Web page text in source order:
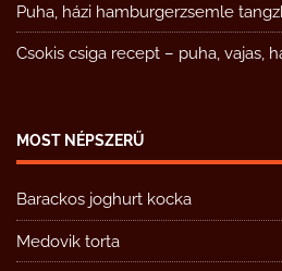
Puha, házi hamburgerzsemle
Csokis csiga recept – puha, vajas,
MOST NÉPSZERŰ
Barackos joghurt kocka
Medovik torta